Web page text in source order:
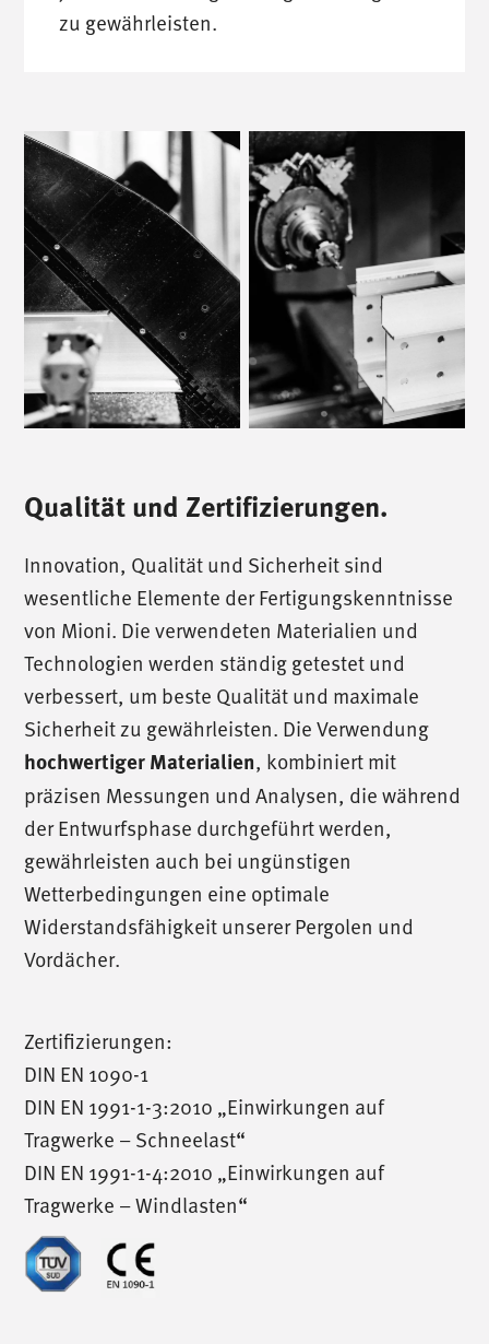
zu gewährleisten.
Qualität und Zertifizierungen.
Innovation, Qualität und Sicherheit sind
wesentliche Elemente der Fertigungskenntnisse
von Mioni. Die verwendeten Materialien und
Technologien werden ständig getestet und
verbessert, um beste Qualität und maximale
Sicherheit zu gewährleisten. Die Verwendung
hochwertiger Materialien, kombiniert mit
präzisen Messungen und Analysen, die während
der Entwurfsphase durchgeführt werden,
gewährleisten auch bei ungünstigen
Wetterbedingungen eine optimale
Widerstandsfähigkeit unserer Pergolen und
Vordächer.
Zertifizierungen:
DIN EN 1090-1
DIN EN 1991-1-3:2010 „Einwirkungen auf
Tragwerke – Schneelast“
DIN EN 1991-1-4:2010 „Einwirkungen auf
Tragwerke – Windlasten“